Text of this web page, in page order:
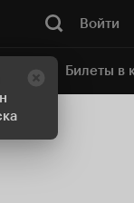
Войти
Билеты в